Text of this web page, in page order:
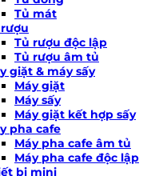
Tủ mát
Tủ rượu độc lập
Tủ rượu âm tủ
giặt & máy sấy
Máy giặt
Máy sấy
Máy giặt kết hợp sấy
pha cafe
Máy pha cafe âm tủ
Máy pha cafe độc lập
bị mini